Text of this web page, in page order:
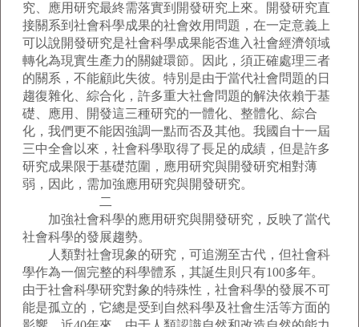
究、應用研究最終需落實到開發研究上來。開發研究直
接關系到社會科學成果的社會效用問題，在一定意義上
可以說開發研究是社會科學成果能否進入社會經濟領域
轉化為現實生產力的關鍵環節。因此，須正確處理三者
的關系，不能顧此失彼。特別是由于當代社會問題的日
趨復雜化、綜合化，許多重大社會問題的解決依賴于基
礎、應用、開發這三種研究的一體化、整體化、綜合
化，我們更不能因強調一點而否及其他。我國自十一屆
三中全會以來，社會科學取得了長足的成績，但是許多
研究成果限于基礎范圍，應用研究與開發研究相對薄
弱，因此，需加強應用研究與開發研究。
二
加強社會科學的應用研究與開發研究，反映了當代
社會科學的發展趨勢。
人類對社會現象的研究，可追溯至古代，但社會科
學作為一個完整的科學體系，其誕生則只有100多年。
由于社會科學研究對象的特殊性，社會科學的發展不可
能是孤立的，它總是受到自然科學及社會生活等方面的